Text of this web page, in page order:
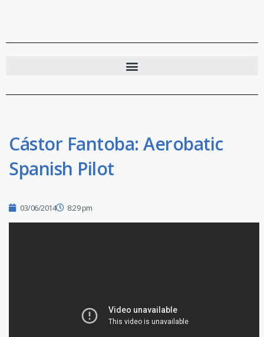
Cástor Fantoba: Aerobatic
Spanish Pilot
03/06/2014 8:29 pm